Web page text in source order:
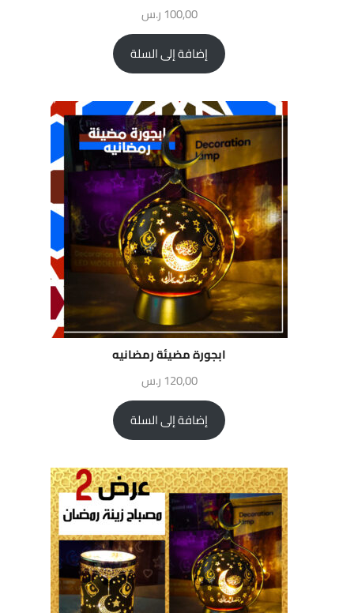
100,00ر.س
إضافة إلى السلة
ابجورة مضيئة رمضانيه
120,00ر.س
إضافة إلى السلة